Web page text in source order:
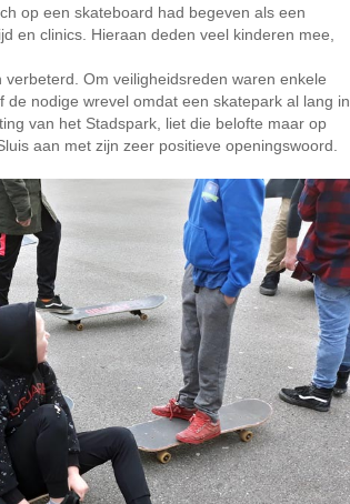
op een skateboard had begeven als een
en clinics. Hieraan deden veel kinderen mee,
Om veiligheidsreden waren enkele
nodige wrevel omdat een skatepark al lang in
van het Stadspark, liet die belofte maar op
aan met zijn zeer positieve openingswoord.